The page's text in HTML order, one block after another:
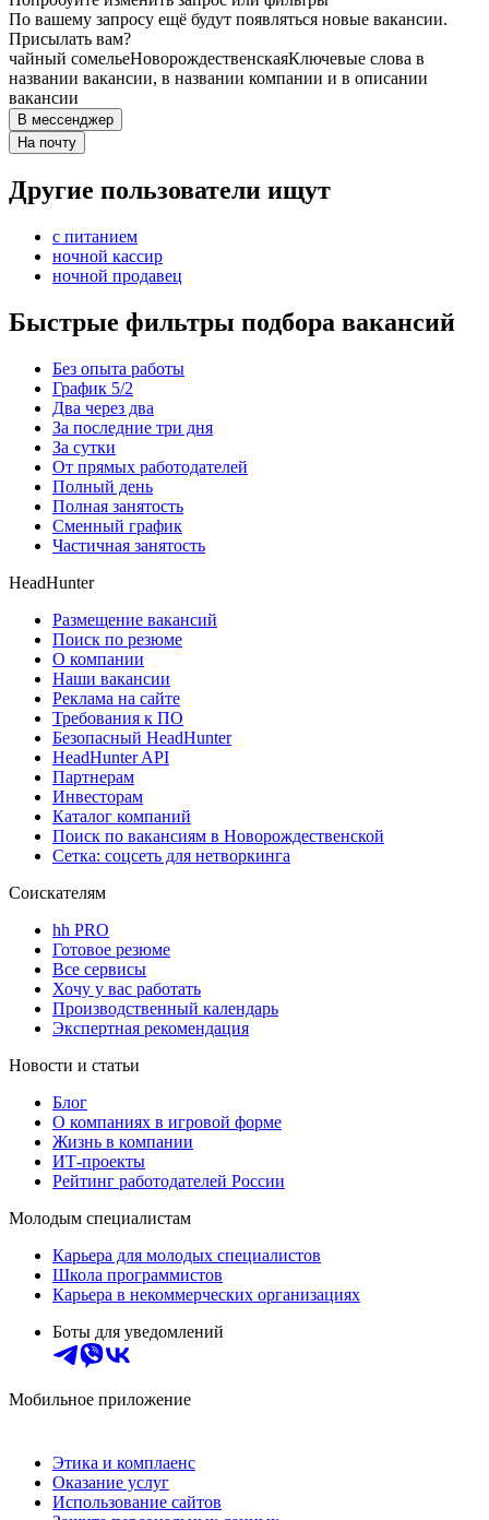
По вашему запросу ещё будут появляться новые вакансии.
Присылать вам?
чайный сомельеНоворождественскаяКлючевые слова в
названии вакансии, в названии компании и в описании
вакансии
В мессенджер
На почту
Другие пользователи ищут
с питанием
ночной кассир
ночной продавец
Быстрые фильтры подбора вакансий
Без опыта работы
График 5/2
Два через два
За последние три дня
За сутки
От прямых работодателей
Полный день
Полная занятость
Сменный график
Частичная занятость
HeadHunter
Размещение вакансий
Поиск по резюме
О компании
Наши вакансии
Реклама на сайте
Требования к ПО
Безопасный HeadHunter
HeadHunter API
Партнерам
Инвесторам
Каталог компаний
Поиск по вакансиям в Новорождественской
Сетка: соцсеть для нетворкинга
Соискателям
hh PRO
Готовое резюме
Все сервисы
Хочу у вас работать
Производственный календарь
Экспертная рекомендация
Новости и статьи
Блог
О компаниях в игровой форме
Жизнь в компании
ИТ-проекты
Рейтинг работодателей России
Молодым специалистам
Карьера для молодых специалистов
Школа программистов
Карьера в некоммерческих организациях
Боты для уведомлений
Мобильное приложение
Этика и комплаенс
Оказание услуг
Использование сайтов